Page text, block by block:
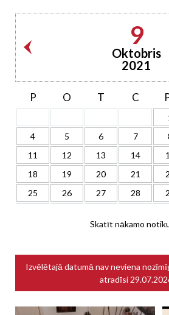
9
Oktobris
2021
P O T C
4
5 6 7
11
12 13 14
18
19 20 21
25
26 27 28
Skatīt nākamo
Izvēlētajā datumā nav neviena
atradīsi